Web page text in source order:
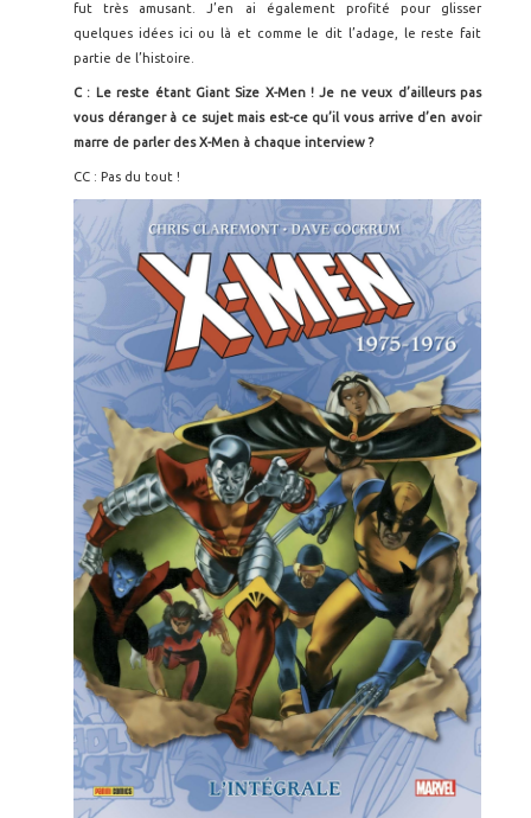
fut très amusant. J’en ai également profité pour glisser
quelques idées ici ou là et comme le dit l’adage, le reste fait
partie de l’histoire.
C : Le reste étant Giant Size X-Men ! Je ne veux d’ailleurs pas
vous déranger à ce sujet mais est-ce qu’il vous arrive d’en avoir
marre de parler des X-Men à chaque interview ?
CC : Pas du tout !